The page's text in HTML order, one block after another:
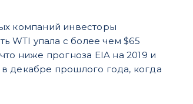
компаний инвесторы
WTI упала с более чем $65
ниже прогноза EIA на 2019 и
декабре прошлого года, когда